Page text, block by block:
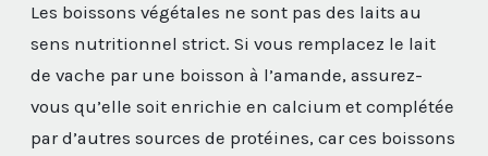
Les boissons végétales ne sont pas des laits au
sens nutritionnel strict. Si vous remplacez le lait
de vache par une boisson à l’amande, assurez-
vous qu’elle soit enrichie en calcium et complétée
par d’autres sources de protéines, car ces boissons